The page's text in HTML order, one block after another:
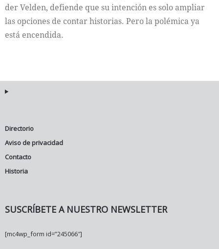
der Velden, defiende que su intención es solo ampliar
las opciones de contar historias. Pero la polémica ya
está encendida.
Directorio
Aviso de privacidad
Contacto
Historia
SUSCRÍBETE A NUESTRO NEWSLETTER
[mc4wp_form id=”245066″]